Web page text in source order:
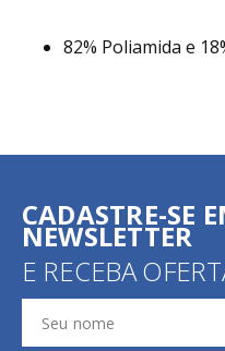
82% Poliamida e
CADASTRE-SE
NEWSLETTER
E RECEBA